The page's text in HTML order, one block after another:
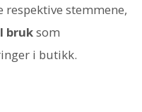
respektive stemmene,
bruksom
i butikk.